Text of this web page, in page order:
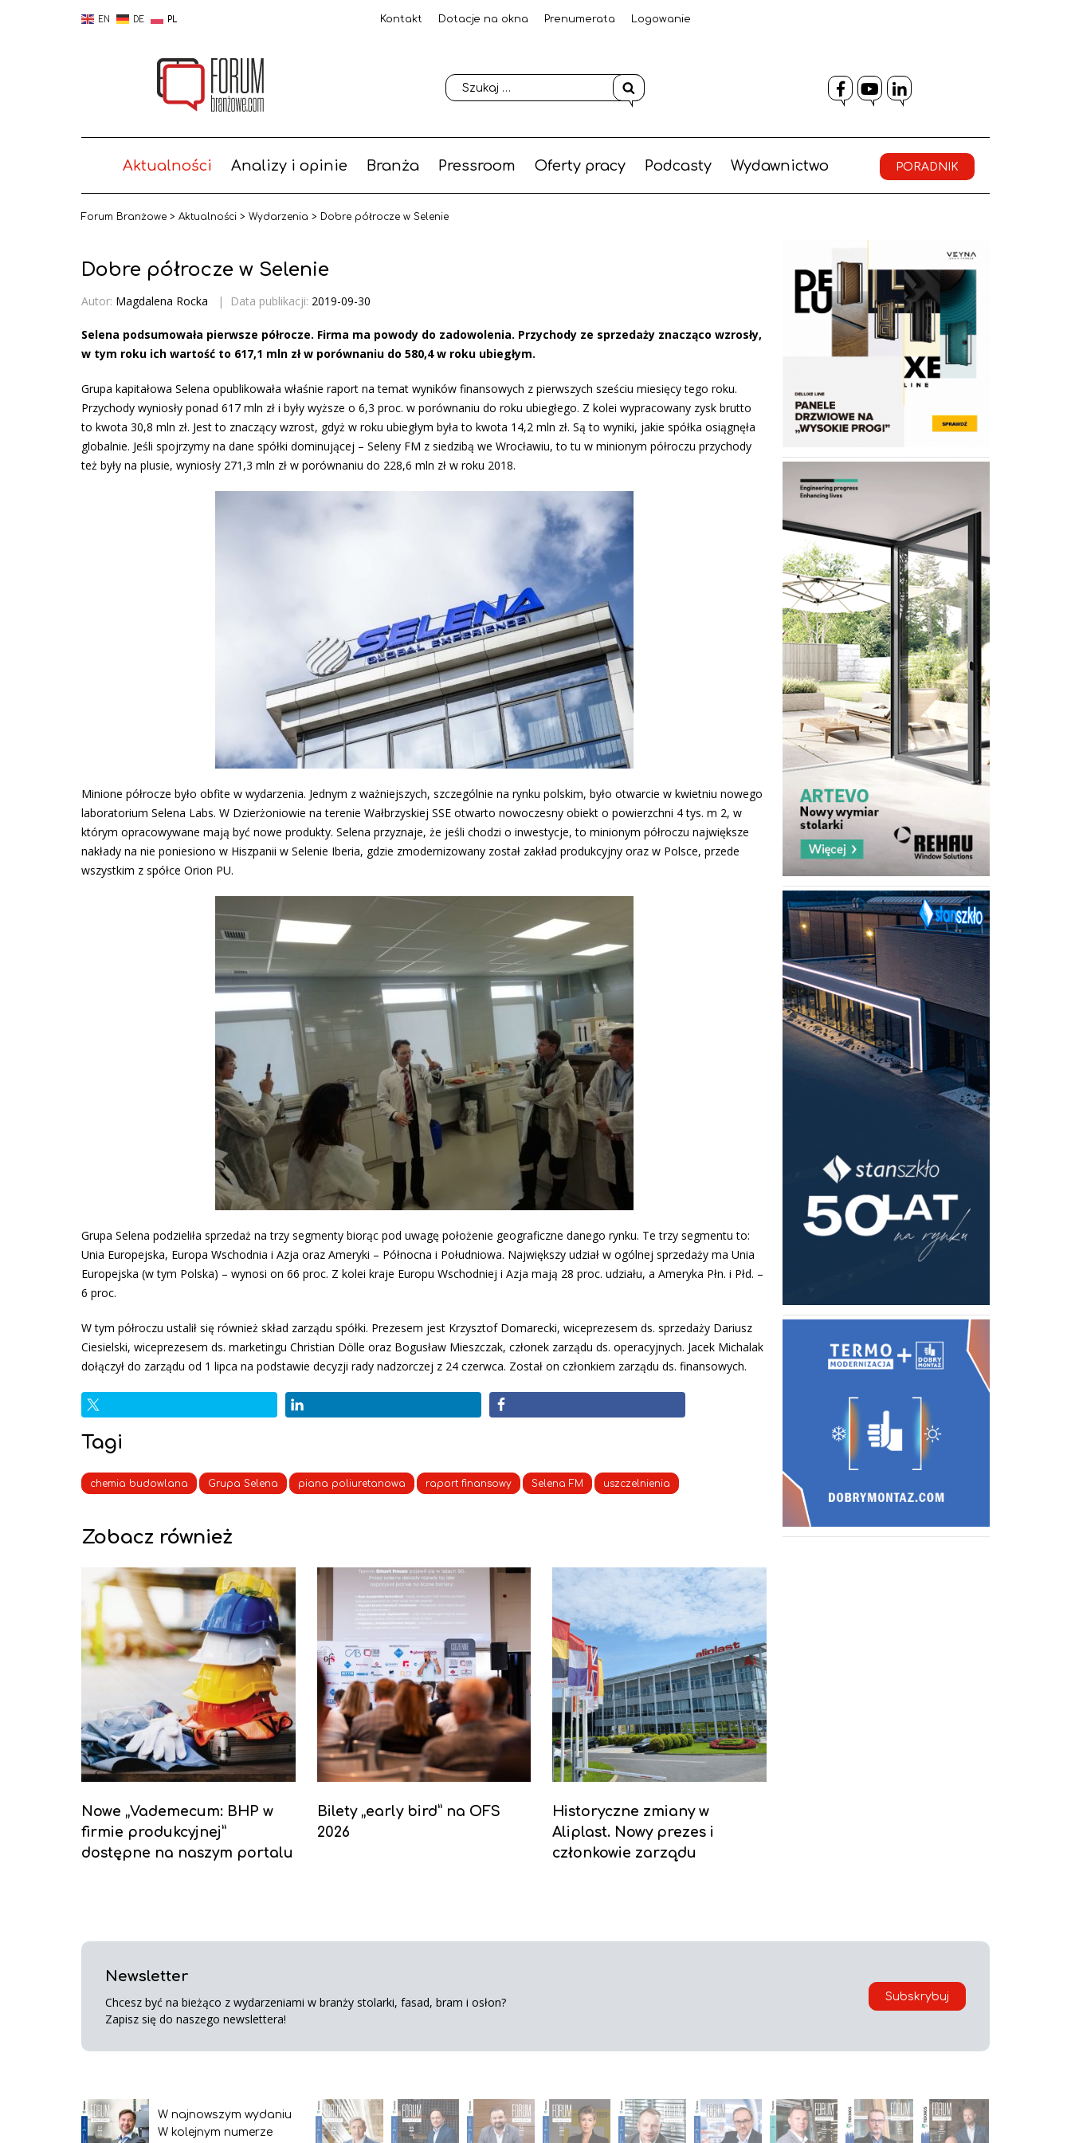
EN DE PL Kontakt Dotacje na okna Prenumerata Logowanie
Facebook
YouTube
LinkedIn
Aktualności Analizy i opinie Branża Pressroom Oferty pracy Podcasty Wydawnictwo PORADNIK
Forum Branżowe > Aktualności > Wydarzenia > Dobre półrocze w Selenie
Dobre półrocze w Selenie
Autor: Magdalena Rocka | Data publikacji: 2019-09-30
Selena podsumowała pierwsze półrocze. Firma ma powody do zadowolenia. Przychody ze sprzedaży znacząco wzrosły,
w tym roku ich wartość to 617,1 mln zł w porównaniu do 580,4 w roku ubiegłym.
Grupa kapitałowa Selena opublikowała właśnie raport na temat wyników finansowych z pierwszych sześciu miesięcy tego roku.
Przychody wyniosły ponad 617 mln zł i były wyższe o 6,3 proc. w porównaniu do roku ubiegłego. Z kolei wypracowany zysk brutto
to kwota 30,8 mln zł. Jest to znaczący wzrost, gdyż w roku ubiegłym była to kwota 14,2 mln zł. Są to wyniki, jakie spółka osiągnęła
globalnie. Jeśli spojrzymy na dane spółki dominującej – Seleny FM z siedzibą we Wrocławiu, to tu w minionym półroczu przychody
też były na plusie, wyniosły 271,3 mln zł w porównaniu do 228,6 mln zł w roku 2018.
Minione półrocze było obfite w wydarzenia. Jednym z ważniejszych, szczególnie na rynku polskim, było otwarcie w kwietniu nowego
laboratorium Selena Labs. W Dzierżoniowie na terenie Wałbrzyskiej SSE otwarto nowoczesny obiekt o powierzchni 4 tys. m 2, w
którym opracowywane mają być nowe produkty. Selena przyznaje, że jeśli chodzi o inwestycje, to minionym półroczu największe
nakłady na nie poniesiono w Hiszpanii w Selenie Iberia, gdzie zmodernizowany został zakład produkcyjny oraz w Polsce, przede
wszystkim z spółce Orion PU.
Grupa Selena podzieliła sprzedaż na trzy segmenty biorąc pod uwagę położenie geograficzne danego rynku. Te trzy segmentu to:
Unia Europejska, Europa Wschodnia i Azja oraz Ameryki – Północna i Południowa. Największy udział w ogólnej sprzedaży ma Unia
Europejska (w tym Polska) – wynosi on 66 proc. Z kolei kraje Europu Wschodniej i Azja mają 28 proc. udziału, a Ameryka Płn. i Płd. –
6 proc.
W tym półroczu ustalił się również skład zarządu spółki. Prezesem jest Krzysztof Domarecki, wiceprezesem ds. sprzedaży Dariusz
Ciesielski, wiceprezesem ds. marketingu Christian Dölle oraz Bogusław Mieszczak, członek zarządu ds. operacyjnych. Jacek Michalak
dołączył do zarządu od 1 lipca na podstawie decyzji rady nadzorczej z 24 czerwca. Został on członkiem zarządu ds. finansowych.
Tagi
chemia budowlana Grupa Selena piana poliuretanowa raport finansowy Selena FM uszczelnienia
Zobacz również
Nowe „Vademecum: BHP w
firmie produkcyjnej”
dostępne na naszym portalu
Bilety „early bird” na OFS
2026
Historyczne zmiany w
Aliplast. Nowy prezes i
członkowie zarządu
Newsletter
Chcesz być na bieżąco z wydarzeniami w branży stolarki, fasad, bram i osłon?
Zapisz się do naszego newslettera!
Subskrybuj
W najnowszym wydaniu
W kolejnym numerze